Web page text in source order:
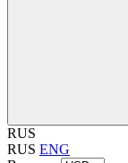
RUS
RUS ENG